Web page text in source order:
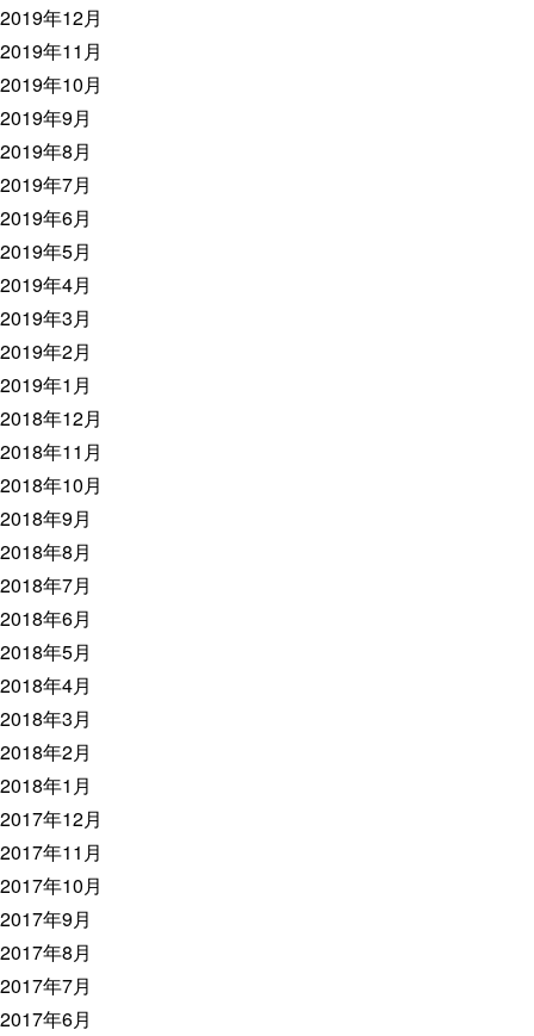
2019年12月
2019年11月
2019年10月
2019年9月
2019年8月
2019年7月
2019年6月
2019年5月
2019年4月
2019年3月
2019年2月
2019年1月
2018年12月
2018年11月
2018年10月
2018年9月
2018年8月
2018年7月
2018年6月
2018年5月
2018年4月
2018年3月
2018年2月
2018年1月
2017年12月
2017年11月
2017年10月
2017年9月
2017年8月
2017年7月
2017年6月